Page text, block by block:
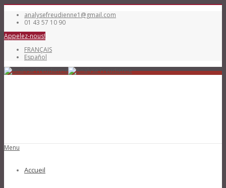
analysefreudienne1@gmail.com
01 43 57 10 90
Appelez-nous!
FRANÇAIS
Español
Menu
Accueil